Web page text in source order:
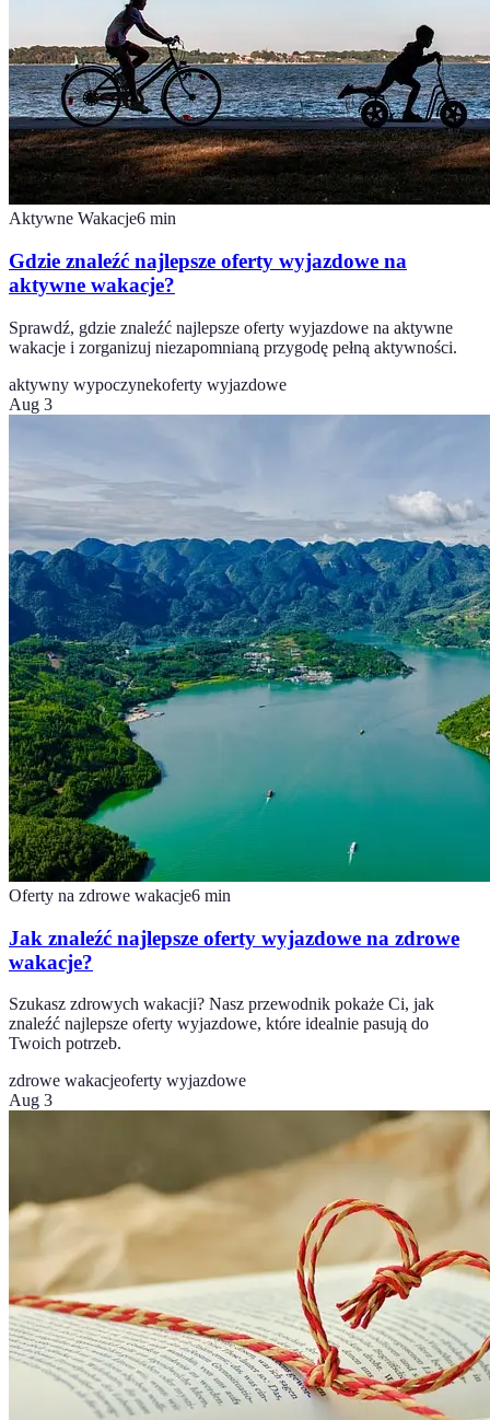
Aktywne Wakacje6 min
Gdzie znaleźć najlepsze oferty wyjazdowe na
aktywne wakacje?
Sprawdź, gdzie znaleźć najlepsze oferty wyjazdowe na aktywne
wakacje i zorganizuj niezapomnianą przygodę pełną aktywności.
aktywny wypoczynekoferty wyjazdowe
Aug 3
Oferty na zdrowe wakacje6 min
Jak znaleźć najlepsze oferty wyjazdowe na zdrowe
wakacje?
Szukasz zdrowych wakacji? Nasz przewodnik pokaże Ci, jak
znaleźć najlepsze oferty wyjazdowe, które idealnie pasują do
Twoich potrzeb.
zdrowe wakacjeoferty wyjazdowe
Aug 3